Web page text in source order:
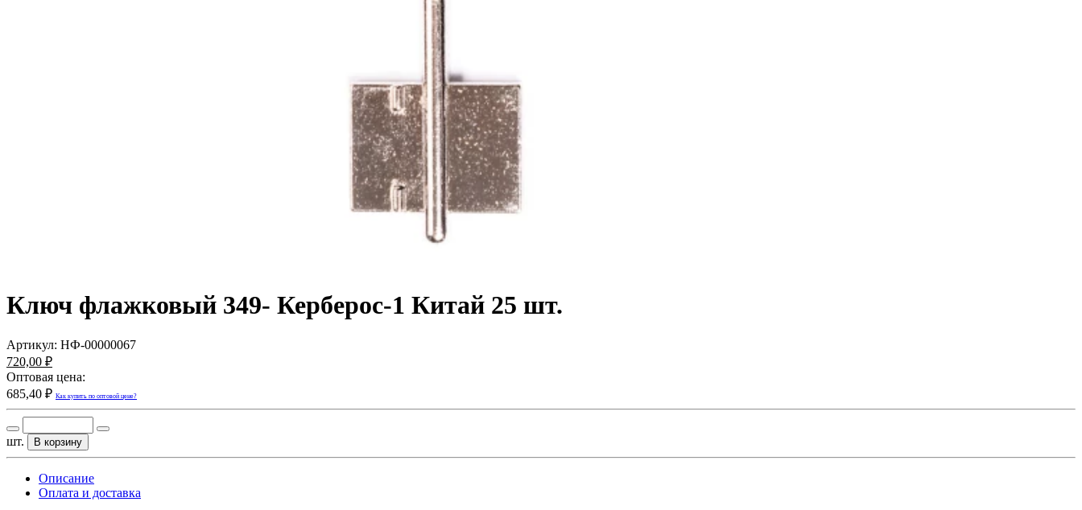
Ключ флажковый 349- Керберос-1 Китай 25 шт.
Артикул: НФ-00000067
720,00 ₽
Оптовая цена:
685,40 ₽ Как купить по оптовой цене?
шт. В корзину
Описание
Оплата и доставка